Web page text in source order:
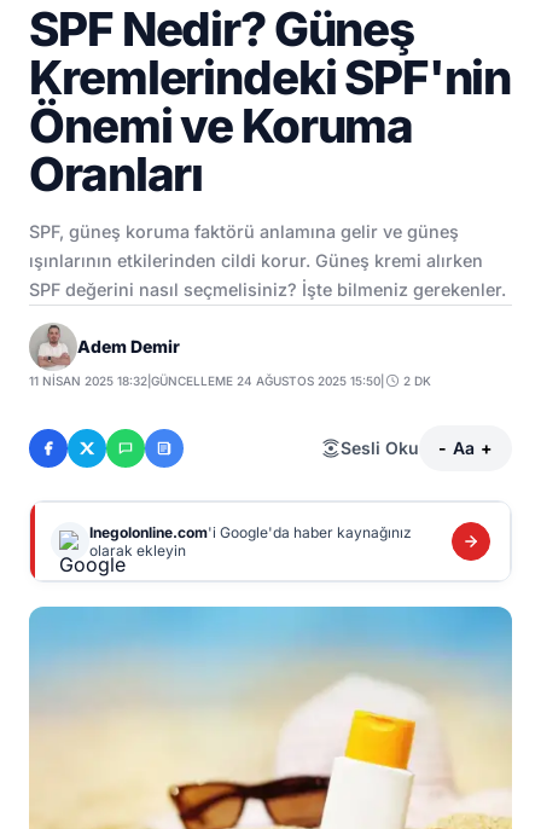
SPF Nedir? Güneş
Kremlerindeki SPF'nin
Önemi ve Koruma
Oranları
SPF, güneş koruma faktörü anlamına gelir ve güneş
ışınlarının etkilerinden cildi korur. Güneş kremi alırken
SPF değerini nasıl seçmelisiniz? İşte bilmeniz gerekenler.
Adem Demir
11 NISAN 2025 18:32 |GÜNCELLEME 24 AĞUSTOS 2025 15:50 2 DK
Sesli Oku - Aa +
Inegolonline.com'i Google'da haber kaynağınız
olarak ekleyin